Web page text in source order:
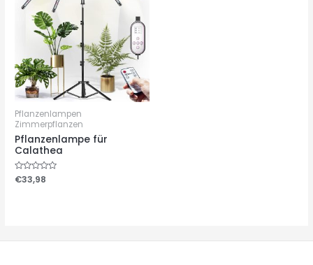
Pflanzenlampen
Zimmerpflanzen
Pflanzenlampe für
Calathea
Bewertet
mit
€33,98